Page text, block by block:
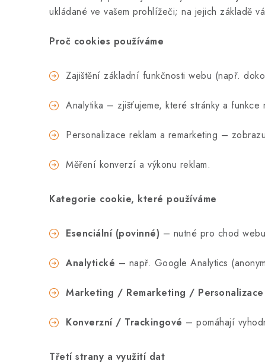
ukládané ve vašem prohlížeči; na jejich základě
Proč cookies používáme
Zajištění základní funkčnosti webu (např.
Analytika – zjišťujeme, které stránky a
Personalizace reklam a remarketing –
Měření konverzí a výkonu reklam.
Kategorie cookie, které používáme
Esenciální (povinné) – nutné pro chod
Analytické – např. Google Analytics
Marketing / Remarketing / Personalizace
Konverzní / Trackingové – pomáhají
Třetí strany a využití dat